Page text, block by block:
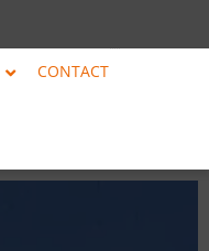
CONTACT